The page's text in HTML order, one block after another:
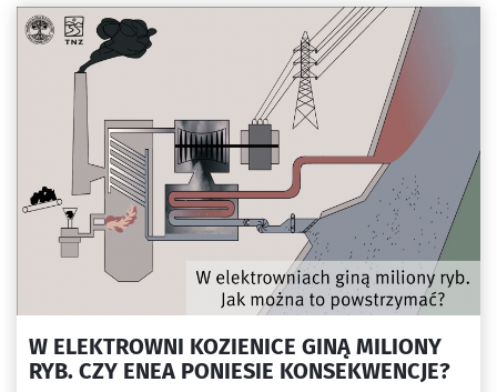
Zapraszamy do obejrzenia filmu.
W ELEKTROWNI KOZIENICE GINĄ MILIONY
RYB. CZY ENEA PONIESIE KONSEKWENCJE?